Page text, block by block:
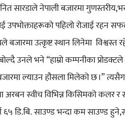
सारडाले नेपाली बजारमा
उपभोक्ताहरूको पहिलो रोजाई रहन
बजारमा उत्कृष्ट स्थान लिनेमा विश्वस्त
उनले भने “हाम्रो कम्पनीका
ल्याउन हौसला मिलेको छ ।”
अरबन स्वीच विभिन्न किसिमको कलर
डि.बि. साउण्ड भन्दा कम साउण्ड